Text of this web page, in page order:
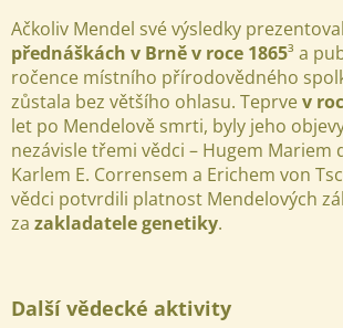
Ačkoliv Mendel své výsledky
přednáškách v Brně v roce 1865³ a
ročence místního přírodovědného
zůstala bez většího ohlasu. Teprvev
let po Mendelově smrti, byly jeho
nezávisle třemi vědci – Hugem Mariem
Karlem E. Corrensem a Erichem von
vědci potvrdili platnost Mendelových
za zakladatele genetiky.
Další vědecké aktivity